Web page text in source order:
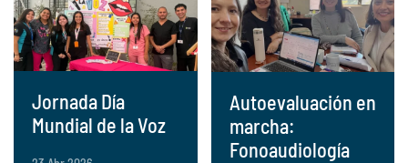
Jornada Día
Mundial de la Voz
Autoevaluación en
marcha:
Fonoaudiología